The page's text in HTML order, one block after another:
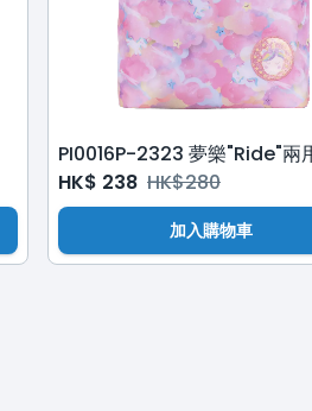
HK$ 238 HK$280
加入購物車